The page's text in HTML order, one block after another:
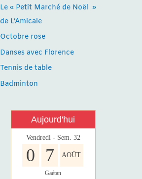
Le « Petit Marché de Noël »
de L’Amicale
Octobre rose
Danses avec Florence
Tennis de table
Badminton
Aujourd'hui
Vendredi - Sem. 32
0 7 AOÛT
Gaétan